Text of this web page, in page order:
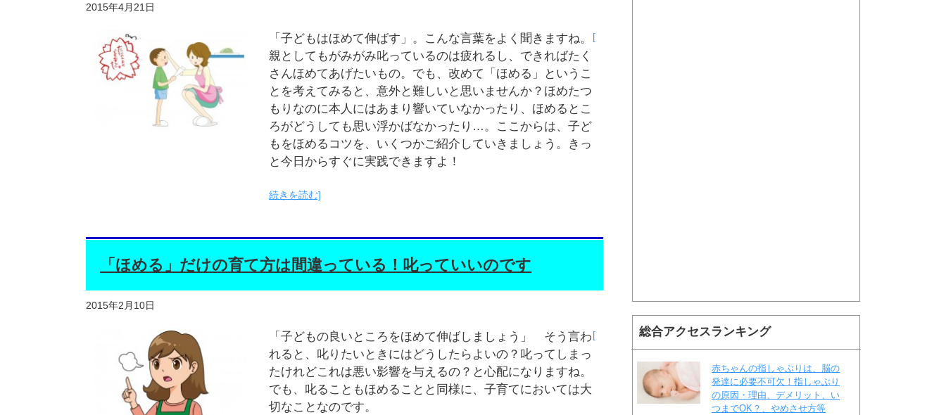
2015年4月21日
「子どもはほめて伸ばす」。こんな言葉をよく聞きますね。
親としてもがみがみ叱っているのは疲れるし、できればたく
さんほめてあげたいもの。でも、改めて「ほめる」というこ
とを考えてみると、意外と難しいと思いませんか？ほめたつ
もりなのに本人にはあまり響いていなかったり、ほめるとこ
ろがどうしても思い浮かばなかったり…。ここからは、子ど
もをほめるコツを、いくつかご紹介していきましょう。きっ
と今日からすぐに実践できますよ！
[
続きを読む]
「ほめる」だけの育て方は間違っている！叱っていいのです
2015年2月10日
「子どもの良いところをほめて伸ばしましょう」 そう言わ
れると、叱りたいときにはどうしたらよいの？叱ってしまっ
たけれどこれは悪い影響を与えるの？と心配になりますね。
でも、叱ることもほめることと同様に、子育てにおいては大
切なことなのです。
[ 総合アクセスランキング
赤ちゃんの指しゃぶりは、脳の
発達に必要不可欠！指しゃぶり
の原因・理由、デメリット、い
つまでOK？、やめさせ方等